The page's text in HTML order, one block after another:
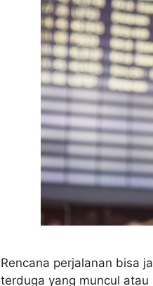
Rencana perjalanan bisa
terduga yang muncul